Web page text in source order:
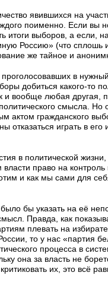
явившихся на
поименно. Если вы
итоги выборов, а если,
Россию» (что сплошь
же тайное и
в
добиться какого-то
и вообще любая другая,
смысла. Но
актом гражданского
играть в его
в политической жизни,
право на контроль
и как мы сами для
бы указать на её
Правда, как
плевать на
то у нас «партия
процесса в
она за власть не
их, это всё